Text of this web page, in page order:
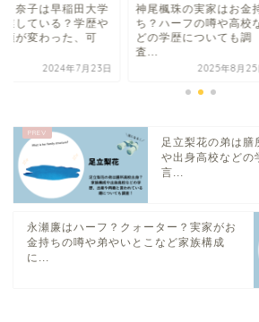
楓珠の実家はお金持
ハーフの噂や高校な
学歴についても調
2025年8月25日
元モーニング娘。の譜
村聖はお嬢様？大学や
校はどこなのかや炎上
の...
2025年6月20
足立梨花の弟は
や出身高校などの
言...
永瀬廉はハーフ？クォーター？実家がお
金持ちの噂や弟やいとこなど家族構成
に...